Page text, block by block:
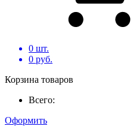
0 шт.
0 руб.
Корзина товаров
Всего:
Оформить